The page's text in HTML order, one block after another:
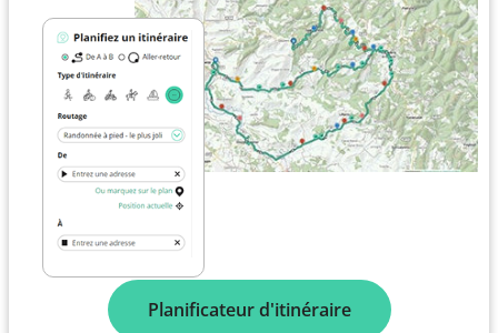
Planificateur d'itinéraire